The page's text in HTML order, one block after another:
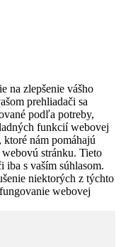
na zlepšenie vášho
prehliadači sa
podľa potreby,
funkcií webovej
ktoré nám pomáhajú
stránku. Tieto
iba s vaším súhlasom.
niektorých z týchto
webovej